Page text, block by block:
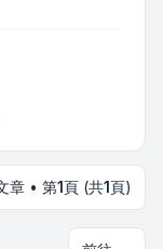
章 • 第1頁 (共1頁)